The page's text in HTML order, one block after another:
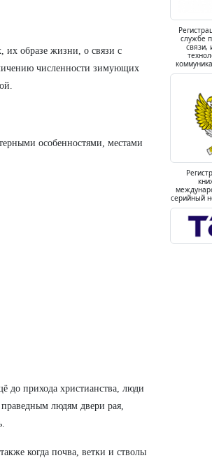
образе жизни, о связи с
численности зимующих
особенностями, местами
до прихода христианства, люди
людям двери рая,
когда почва, ветки и стволы
службе
связи,
серийный